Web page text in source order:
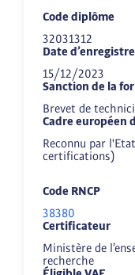
Code diplôme
32031312
Date
15/12/2023
Sanction de la
Brevet de
Cadre européen
Reconnu par
certifications)
Code RNCP
38380
Certificateur
Ministère de
recherche